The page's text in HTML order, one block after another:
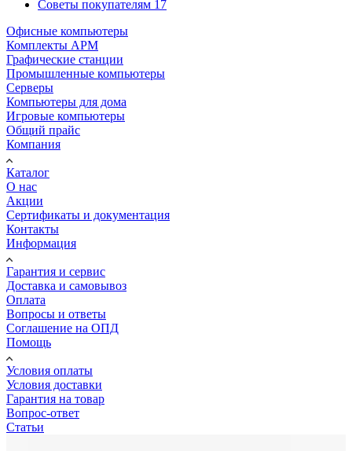
Советы покупателям 17
Офисные компьютеры
Комплекты АРМ
Графические станции
Промышленные компьютеры
Серверы
Компьютеры для дома
Игровые компьютеры
Общий прайс
Компания
Каталог
О нас
Акции
Сертификаты и документация
Контакты
Информация
Гарантия и сервис
Доставка и самовывоз
Оплата
Вопросы и ответы
Соглашение на ОПД
Помощь
Условия оплаты
Условия доставки
Гарантия на товар
Вопрос-ответ
Статьи